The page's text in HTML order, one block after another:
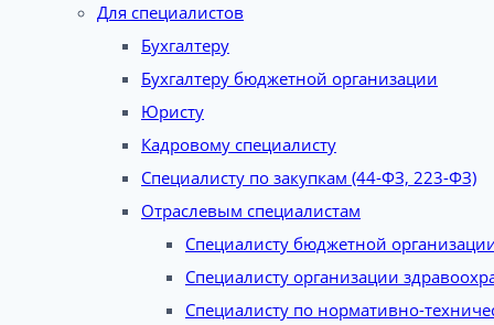
Для специалистов
Бухгалтеру
Бухгалтеру бюджетной организации
Юристу
Кадровому специалисту
Специалисту по закупкам (44-ФЗ, 223-ФЗ)
Отраслевым специалистам
Специалисту бюджетной
Специалисту организации
Специалисту по нормативно-